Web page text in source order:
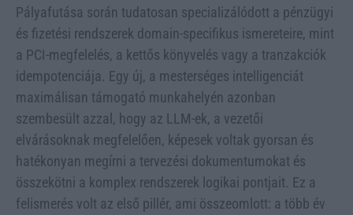
Pályafutása során tudatosan specializálódott a pénzügyi
és fizetési rendszerek domain-specifikus ismereteire, mint
a PCI-megfelelés, a kettős könyvelés vagy a tranzakciók
idempotenciája. Egy új, a mesterséges intelligenciát
maximálisan támogató munkahelyén azonban
szembesült azzal, hogy az LLM-ek, a vezetői
elvárásoknak megfelelően, képesek voltak gyorsan és
hatékonyan megírni a tervezési dokumentumokat és
összekötni a komplex rendszerek logikai pontjait. Ez a
felismerés volt az első pillér, ami összeomlott: a több év